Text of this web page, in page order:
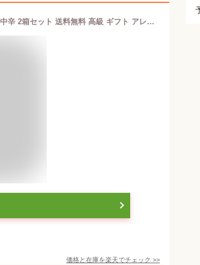
ご当地 カレー 詰合せ 神戸牛カレー ＆ 神戸ワインカレー 中辛 2箱セット 送料無料 高級 ギフト アレンジ 人気 ランキング セット 賞味期限 美味しい ご当地レトルトカレー 高級レトルトカレー カロリー ふるさと納税 レトルト食品 電子レンジ対応 ちょい足し 通販
価格と在庫を楽天でチェック >>